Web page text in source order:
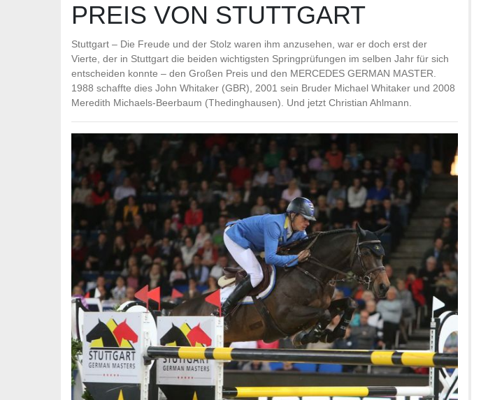
EIS VON STUTTGART
Stuttgart – Die Freude und der Stolz waren ihm anzusehen, war er doch erst der
Vierte, der in Stuttgart die beiden wichtigsten Springprüfungen im selben Jahr für sich
entscheiden konnte – den Großen Preis und den MERCEDES GERMAN MASTER.
1988 schaffte dies John Whitaker (GBR), 2001 sein Bruder Michael Whitaker und 2008
Meredith Michaels-Beerbaum (Thedinghausen). Und jetzt Christian Ahlmann.